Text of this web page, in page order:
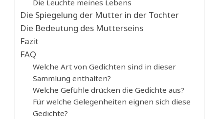
Die Leuchte meines Lebens
Die Spiegelung der Mutter in der Tochter
Die Bedeutung des Mutterseins
Fazit
FAQ
Welche Art von Gedichten sind in dieser
Sammlung enthalten?
Welche Gefühle drücken die Gedichte aus?
Für welche Gelegenheiten eignen sich diese
Gedichte?